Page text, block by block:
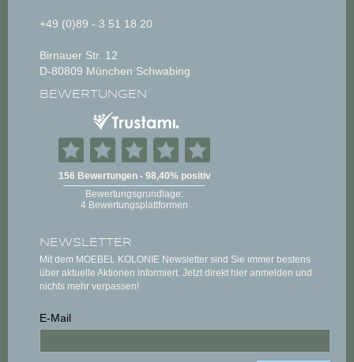
+49 (0)89 - 3 51 18 20
Birnauer Str. 12
D-80809 München Schwabing
BEWERTUNGEN
NEWSLETTER
Mit dem MOEBEL KOLONIE Newsletter sind Sie immer bestens
über aktuelle Aktionen informiert. Jetzt direkt hier anmelden und
nichts mehr verpassen!
E-Mail